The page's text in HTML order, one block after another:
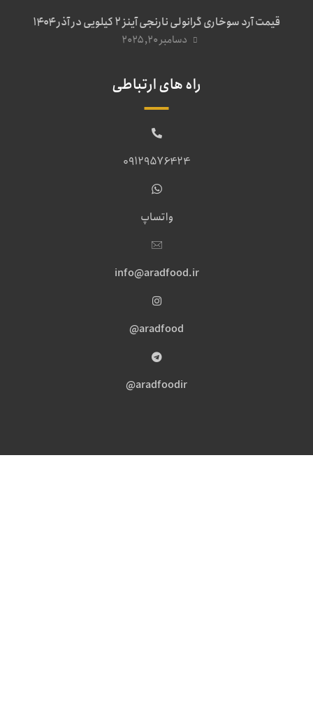
قیمت آرد سوخاری گرانولی نارنجی آینز ۲ کیلویی در آذر ۱۴۰۴
دسامبر ۲۰, ۲۰۲۵
راه های ارتباطی
09129576424
واتساپ
info@aradfood.ir
aradfood@
aradfoodir@